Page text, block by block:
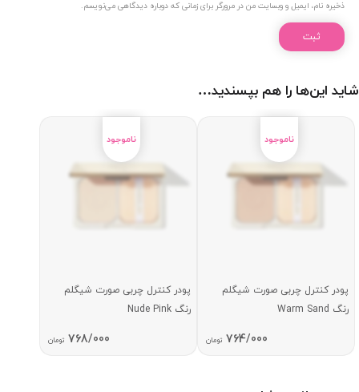
ذخیره نام، ایمیل و وبسایت من در مرورگر برای زمانی که دوباره دیدگاهی می‌نویسم.
شاید این‌ها را هم بپسندید…
پودر کنترل چربی صورت شیگلم
رنگ Warm Sand
764/000 تومان
پودر کنترل چربی صورت شیگلم
رنگ Nude Pink
768/000 تومان